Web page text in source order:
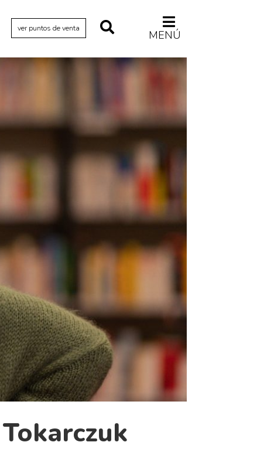
ver puntos de venta MENÚ
Turismo accidental
Vidas paralelas
Voces y lecturas